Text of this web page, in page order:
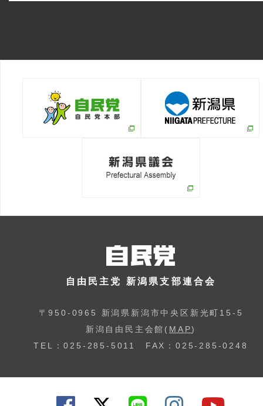
自由民主党 新潟県支部連合会
〒950-0965 新潟県新潟市中央区新光町15-5
新潟自由民主会館( MAP)
TEL：025-285-5011 FAX：025-285-0248